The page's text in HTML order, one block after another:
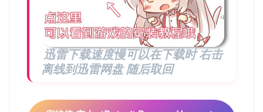
迅雷下载速度慢可以在下载时 右击
离线到迅雷网盘 随后取回